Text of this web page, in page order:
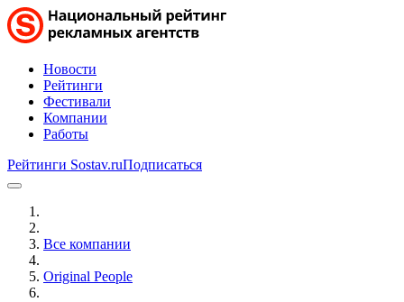
Новости
Рейтинги
Фестивали
Компании
Работы
Рейтинги Sostav.ruПодписаться
Все компании
Original People